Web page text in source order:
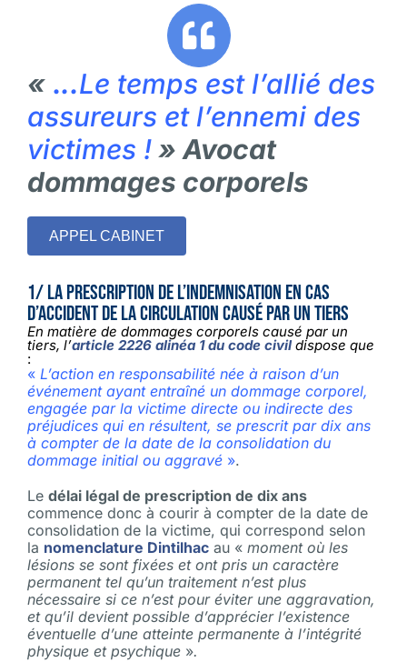
« ...Le temps est l’allié des
assureurs etl’ennemi des
victimes !» Avocat
dommages corporels
APPEL CABINET
1/ La prescription de l’indemnisation en cas
d’accident de la circulation causé par un tiers
En matière de dommages corporels causé par un
tiers, l’article 2226 alinéa 1 du code civildispose que
:
« L’action en responsabilité née à raison d’un
événement ayant entraîné un dommage corporel,
engagée par la victime directe ou indirecte des
préjudices qui en résultent, se prescrit par dix ans
à compter de la date de la consolidation du
dommage initial ou aggravé ».
Le délai légal de prescription de dix ans
commence donc à courir à compter de la date de
consolidation de la victime, qui correspond selon
la nomenclature Dintilhac au « moment où les
lésions se sont fixées et ont pris un caractère
permanent tel qu’un traitement n’est plus
nécessaire si ce n’est pour éviter une aggravation,
et qu’il devient possible d’apprécier l’existence
éventuelle d’une atteinte permanente à l’intégrité
physique et psychique ».